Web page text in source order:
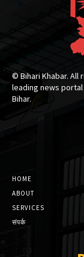
© Bihari Khabar. All
leading news
Bihar.
HOME
ABOUT
SERVICES
संपर्क